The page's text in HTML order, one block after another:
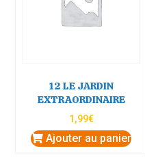
12 LE JARDIN
EXTRAORDINAIRE
1,99€
Ajouter au panier